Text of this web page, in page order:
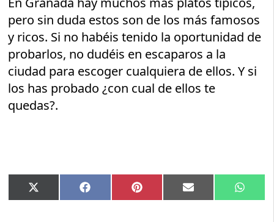
pero sin duda estos son de los más famosos
y ricos. Si no habéis tenido la oportunidad de
probarlos, no dudéis en escaparos a la
ciudad para escoger cualquiera de ellos. Y si
los has probado ¿con cual de ellos te
quedas?.
Compartir
en
X
(Twitter)
Compartir
en
Facebook Compartir
en
Pinterest Compartir
en
Email
en